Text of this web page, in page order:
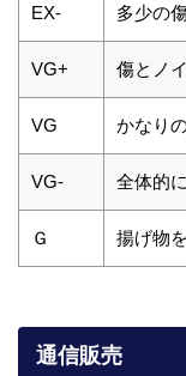
EX- 多少の
VG+ 傷とノ
VG かなり
VG- 全体的
Ｇ 揚げ物
通信販売